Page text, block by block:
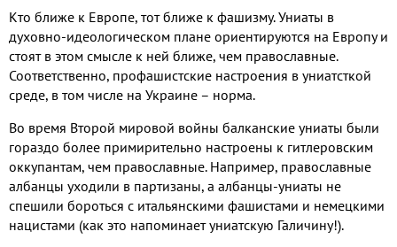
Кто ближе к Европе, тот ближе к фашизму.Униаты в
духовно-идеологическом плане ориентируются на Европу и
стоят в этом смысле к ней ближе, чем православные.
Соответственно, профашистские настроения в униатсткой
среде, в том числе на Украине – норма.
Во время Второй мировой войны балканские униаты были
гораздо более примирительно настроены к гитлеровским
оккупантам, чем православные. Например, православные
албанцы уходили в партизаны, а албанцы-униаты не
спешили бороться с итальянскими фашистами и немецкими
нацистами (как это напоминает униатскую Галичину!).